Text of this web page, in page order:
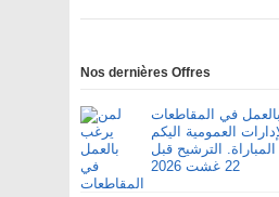
Nos dernières Offres
في المقاطعات
العمومية اليكم
الترشيح قبل
22 غشت 2026